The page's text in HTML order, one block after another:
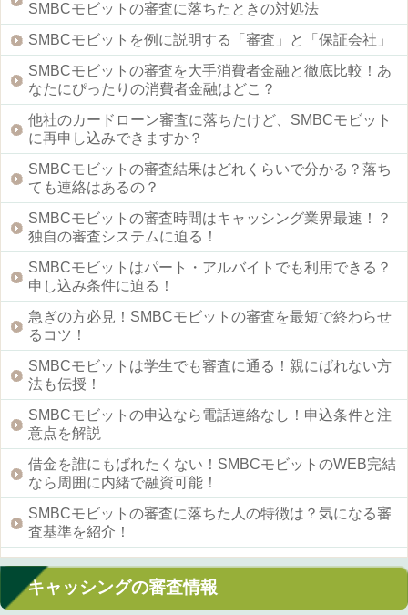
SMBCモビットの審査に落ちたときの対処法
SMBCモビットを例に説明する「審査」と「保証会社」
SMBCモビットの審査を大手消費者金融と徹底比較！あ
なたにぴったりの消費者金融はどこ？
他社のカードローン審査に落ちたけど、SMBCモビット
に再申し込みできますか？
SMBCモビットの審査結果はどれくらいで分かる？落ち
ても連絡はあるの？
SMBCモビットの審査時間はキャッシング業界最速！？
独自の審査システムに迫る！
SMBCモビットはパート・アルバイトでも利用できる？
申し込み条件に迫る！
急ぎの方必見！SMBCモビットの審査を最短で終わらせ
るコツ！
SMBCモビットは学生でも審査に通る！親にばれない方
法も伝授！
SMBCモビットの申込なら電話連絡なし！申込条件と注
意点を解説
借金を誰にもばれたくない！SMBCモビットのWEB完結
なら周囲に内緒で融資可能！
SMBCモビットの審査に落ちた人の特徴は？気になる審
査基準を紹介！
キャッシングの審査情報